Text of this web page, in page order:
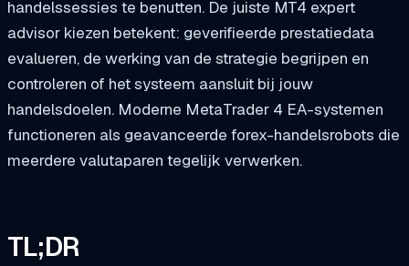
handelssessies te benutten. De juiste MT4 expert
advisor kiezen betekent: geverifieerde prestatiedata
evalueren, de werking van de strategie begrijpen en
controleren of het systeem aansluit bij jouw
handelsdoelen. Moderne MetaTrader 4 EA-systemen
functioneren als geavanceerde forex-handelsrobots die
meerdere valutaparen tegelijk verwerken.
TL;DR